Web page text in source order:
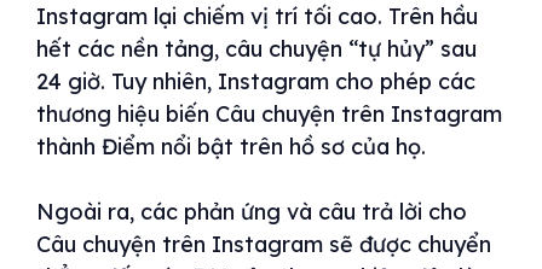
Instagram lại chiếm vị trí tối cao. Trên hầu
hết các nền tảng, câu chuyện “tự hủy” sau
24 giờ. Tuy nhiên, Instagram cho phép các
thương hiệu biến Câu chuyện trên Instagram
thành Điểm nổi bật trên hồ sơ của họ.
Ngoài ra, các phản ứng và câu trả lời cho
Câu chuyện trên Instagram sẽ được chuyển